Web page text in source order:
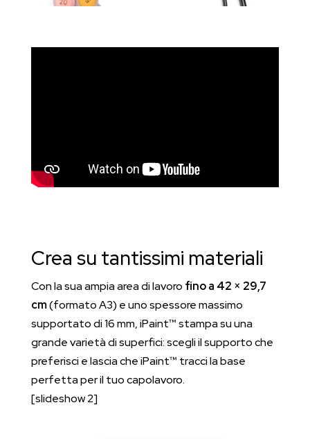
Crea su tantissimi materiali
Con la sua ampia area di lavoro fino a 42 × 29,7
cm(formato A3) e uno spessore massimo
supportato di 16 mm, iPaint™ stampa su una
grande varietà di superfici: scegli il supporto che
preferisci e lascia che iPaint™ tracci la base
perfetta per il tuo capolavoro.
[slideshow 2]